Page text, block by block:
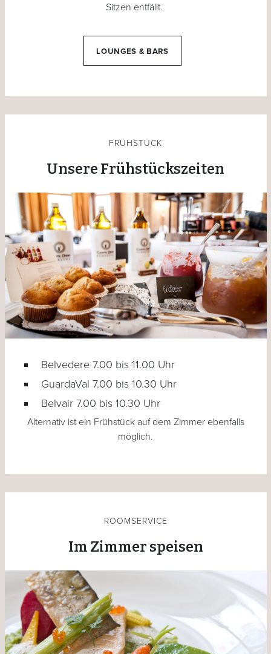
Sitzen entfällt.
LOUNGES & BARS
FRÜHSTÜCK
Unsere Frühstückszeiten
Belvedere 7.00 bis 11.00 Uhr
GuardaVal 7.00 bis 10.30 Uhr
Belvair 7.00 bis 10.30 Uhr
Alternativ ist ein Frühstück auf dem Zimmer ebenfalls
möglich.
ROOMSERVICE
Im Zimmer speisen